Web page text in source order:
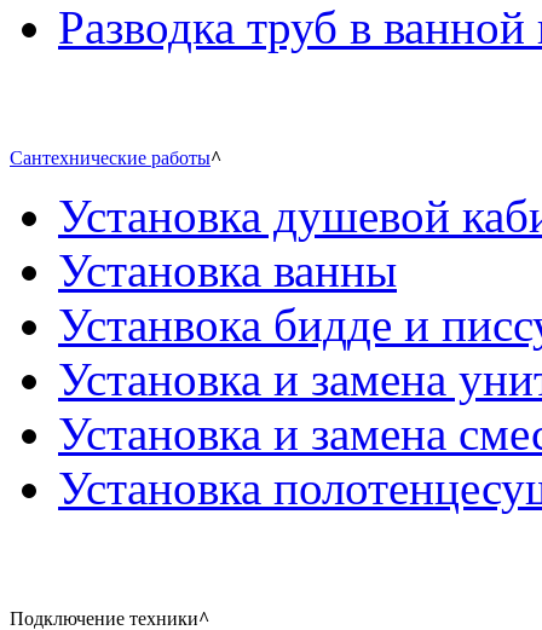
Разводка труб в ванной
Сантехнические работы^
Установка душевой
Установка ванны
Устанвока бидде и
Установка и замена
Установка и замена
Установка
Подключение техники^